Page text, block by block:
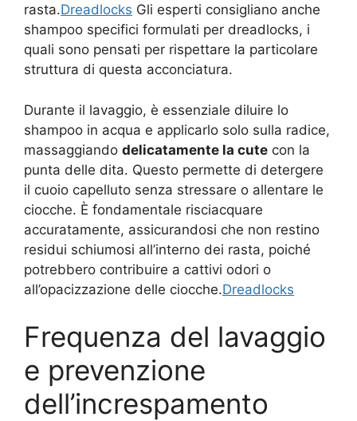
rasta.Dreadlocks Gli esperti consigliano anche
shampoo specifici formulati per dreadlocks, i
quali sono pensati per rispettare la particolare
struttura di questa acconciatura.
Durante il lavaggio, è essenziale diluire lo
shampoo in acqua e applicarlo solo sulla radice,
massaggiando delicatamente la cute con la
punta delle dita. Questo permette di detergere
il cuoio capelluto senza stressare o allentare le
ciocche. È fondamentale risciacquare
accuratamente, assicurandosi che non restino
residui schiumosi all’interno dei rasta, poiché
potrebbero contribuire a cattivi odori o
all’opacizzazione delle ciocche.Dreadlocks
Frequenza del lavaggio
e prevenzione
dell’increspamento